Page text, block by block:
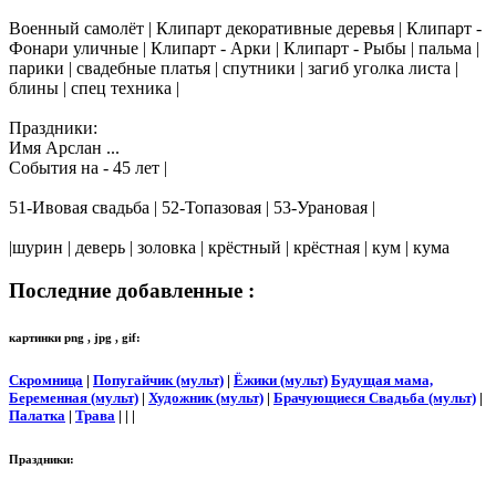
Военный самолёт | Клипарт декоративные деревья | Клипарт -
Фонари уличные | Клипарт - Арки | Клипарт - Рыбы | пальма |
парики | свадебные платья | спутники | загиб уголка листа |
блины | спец техника |
Праздники:
Имя Арслан ...
События на - 45 лет |
51-Ивовая свадьба | 52-Топазовая | 53-Урановая |
|шурин | деверь | золовка | крёстный | крёстная | кум | кума
Последние добавленные :
картинки png , jpg , gif:
Скромница | Попугайчик (мульт) | Ёжики (мульт) Будущая мама,
Беременная (мульт) | Художник (мульт) | Брачующиеся Свадьба (мульт) |
Палатка | Трава | | |
Праздники: